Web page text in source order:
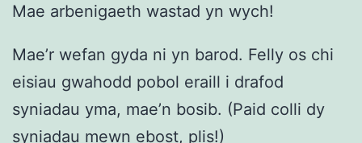
Mae arbenigaeth wastad yn wych!
Mae’r wefan gyda ni yn barod. Felly os chi
eisiau gwahodd pobol eraill i drafod
syniadau yma, mae’n bosib. (Paid colli dy
syniadau mewn ebost, plis!)